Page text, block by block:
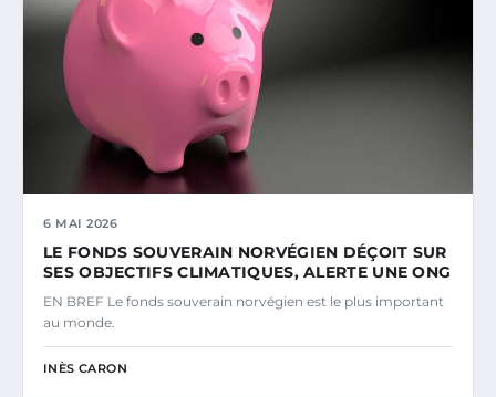
6 MAI 2026
LE FONDS SOUVERAIN NORVÉGIEN DÉÇOIT SUR
SES OBJECTIFS CLIMATIQUES, ALERTE UNE ONG
EN BREF Le fonds souverain norvégien est le plus important
au monde.
INÈS CARON